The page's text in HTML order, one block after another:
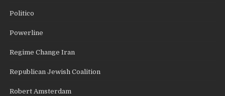
Politico
Powerline
Regime Change Iran
Republican Jewish Coalition
Robert Amsterdam